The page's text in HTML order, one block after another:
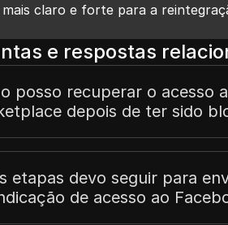
claro e forte para a
e respostas
posso recuperar o acesso
depois de ter sido
etapas devo seguir para
de acesso ao